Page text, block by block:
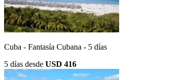
Cuba - Fantasía Cubana - 5 días
5 días desde USD 416